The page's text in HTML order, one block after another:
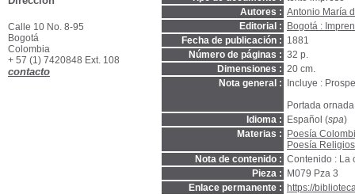
Autores : Antonio María
Editorial :
Bogotá :
Fecha de publicación : 1881
Número de páginas : 32 p.
Dimensiones : 20 cm.
Nota general :
Incluye :
Portada
Idioma :
Español (spa)
Materias :
Poesía
Poesía
Nota de contenido : Contenido : La
Pieza :
M079 Pza 3
Enlace permanente :
https://
Calle 10 No. 8-95
Bogotá
Colombia
+ 57 (1) 7420848 Ext. 108
contacto